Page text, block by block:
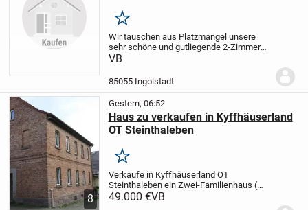
Merken
Wir tauschen aus Platzmangel unsere
sehr schöne und gutliegende 2-Zimmer
Erdgeschoß Wohnung mit 61m
Tiefgaragenplatz gegen älteres Haus.Die
Wohnung ist neu...
VB
85055 Ingolstadt
8
Gestern, 06:52
Haus zu verkaufen in Kyffhäuserland
OT Steinthaleben
Merken
Verkaufe in Kyffhäuserland OT
Steinthaleben ein Zwei-Familienhaus (
ehemalige Schule ). Baujahr 1925, 8
49.000 €VB